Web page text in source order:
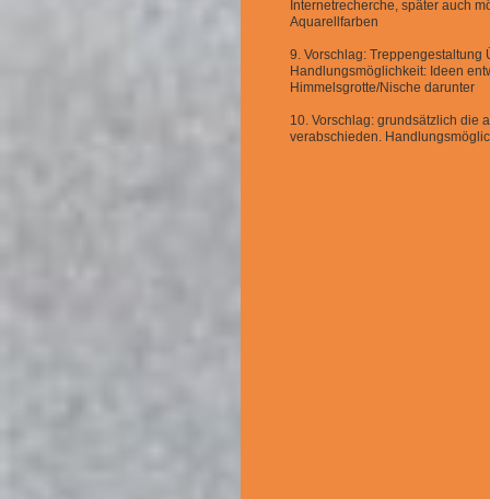
Internetrecherche, später auch
Aquarellfarben
9. Vorschlag: Treppengestaltung
Handlungsmöglichkeit: Ideen
Himmelsgrotte/Nische darunter
10. Vorschlag: grundsätzlich die
verabschieden.